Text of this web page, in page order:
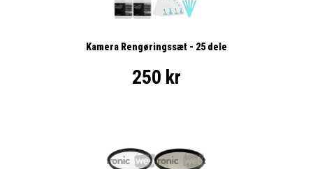
Kamera Rengøringssæt - 25 dele
250 kr